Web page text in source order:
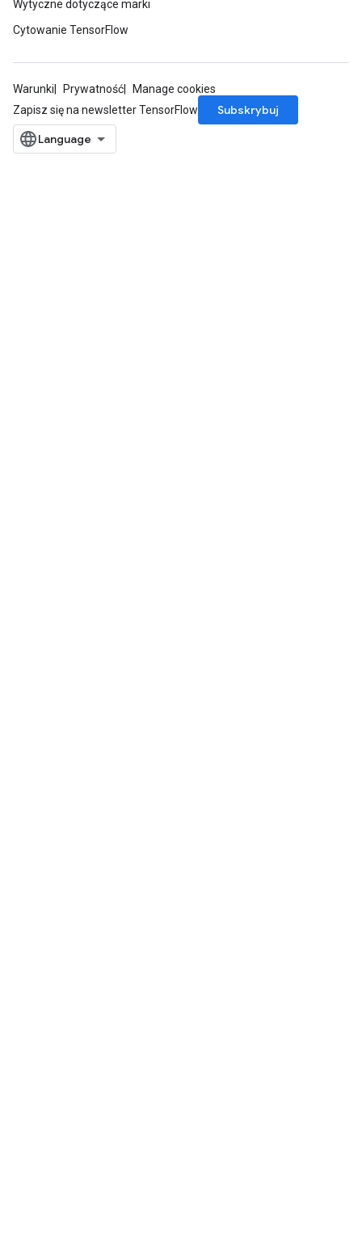
Wytyczne dotyczące marki
Cytowanie TensorFlow
Warunki Prywatność
Manage cookies
Zapisz się na newsletter TensorFlow
Subskrybuj